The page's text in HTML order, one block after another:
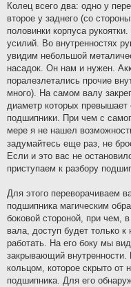
Колец всего два: одно у
второе у заднего (со
половинки корпуса
усилий. Во внутренностях
увидим небольшой
насадок. Он нам и нужен.
поралезлетались прочие
много). На самом валу
диаметр которых превышает
подшипники. При чем с
мере я не нашел
задумайтесь еще раз, не
Если и это вас не
приступаем к разбору
Для этого переворачиваем
подшипника магическим
боковой стороной, при чем,
вала, доступ будет только
работать. На его боку мы
закрывающий
кольцом, которое скрыто от
подшипника. Для его